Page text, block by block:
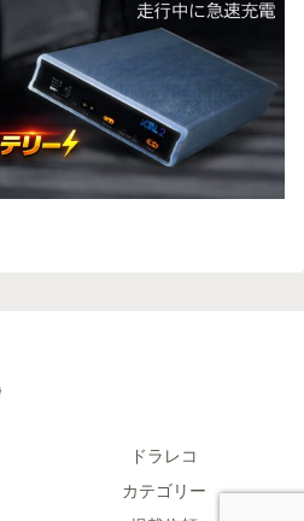
ドラレコ
カテゴリー